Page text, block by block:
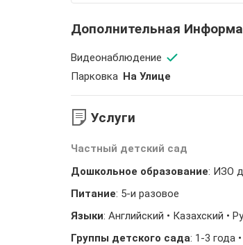
Дополнительная
Видеонаблюдение
Парковка На Улице
Услуги
Частный детский сад
Дошкольное образование: ИЗО
Питание: 5-и разовое
Языки: Английский • Казахский •
Группы детского сада: 1-3 года